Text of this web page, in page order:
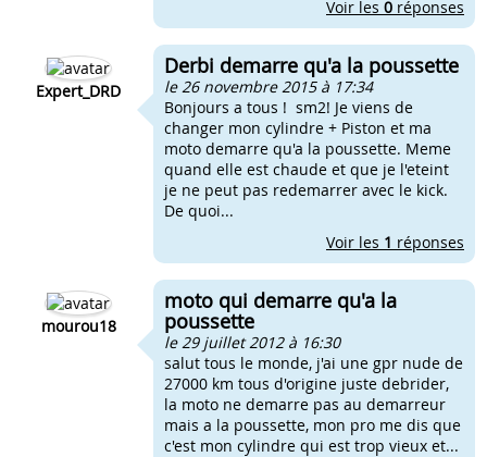
Voir les 0 réponses
Expert_DRD
Derbi demarre qu'a la poussette
le 26 novembre 2015 à 17:34
Bonjours a tous ! sm2! Je viens de
changer mon cylindre + Piston et ma
moto demarre qu'a la poussette. Meme
quand elle est chaude et que je l'eteint
je ne peut pas redemarrer avec le kick.
De quoi...
Voir les 1 réponses
mourou18
moto qui demarre qu'a la
poussette
le 29 juillet 2012 à 16:30
salut tous le monde, j'ai une gpr nude de
27000 km tous d'origine juste debrider,
la moto ne demarre pas au demarreur
mais a la poussette, mon pro me dis que
c'est mon cylindre qui est trop vieux et...